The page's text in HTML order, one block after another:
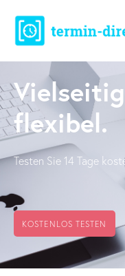
flexibel.
Testen Sie 14 Tage
KOSTENLOS TESTEN